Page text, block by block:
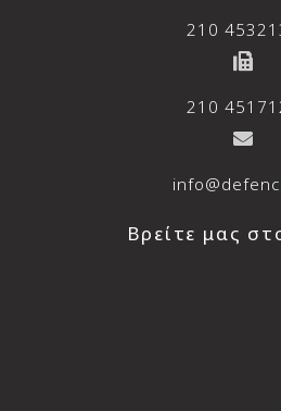
210
210
Βρείτε μας